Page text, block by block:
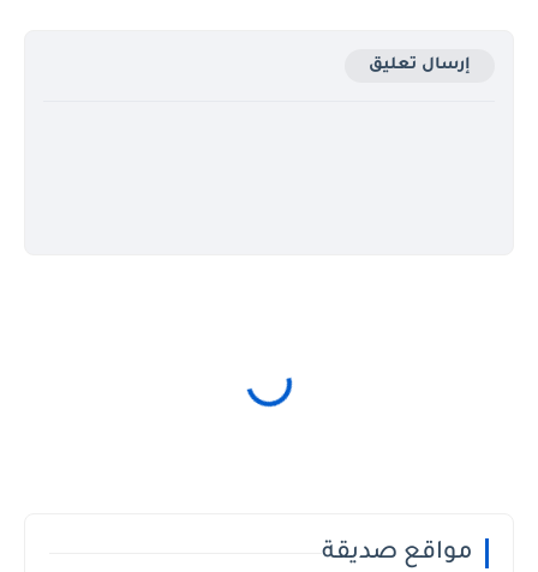
إرسال تعليق
مواقع صديقة